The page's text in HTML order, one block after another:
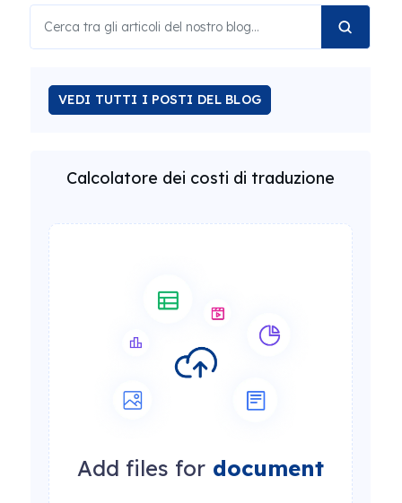
VEDI TUTTI I POSTI DEL BLOG
Calcolatore dei costi di traduzione
Add files for document